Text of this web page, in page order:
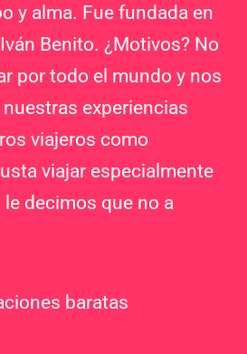
y alma. Fue fundada en
Benito. ¿Motivos? No
por todo el mundo y nos
experiencias
viajeros como
viajar especialmente
decimos que no a
baratas